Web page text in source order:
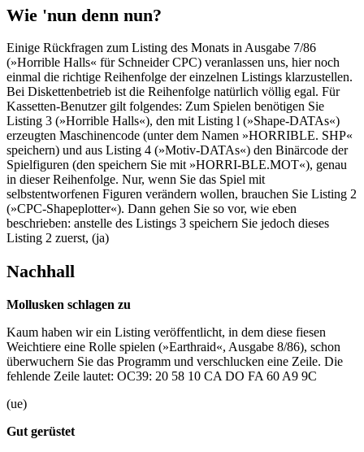
Wie 'nun denn nun?
Einige Rückfragen zum Listing des Monats in Ausgabe 7/86
(»Horrible Halls« für Schneider CPC) veranlassen uns, hier noch
einmal die richtige Reihenfolge der einzelnen Listings klarzustellen.
Bei Diskettenbetrieb ist die Reihenfolge natürlich völlig egal. Für
Kassetten-Benutzer gilt folgendes: Zum Spielen benötigen Sie
Listing 3 (»Horrible Halls«), den mit Listing l (»Shape-DATAs«)
erzeugten Maschinencode (unter dem Namen »HORRIBLE. SHP«
speichern) und aus Listing 4 (»Motiv-DATAs«) den Binärcode der
Spielfiguren (den speichern Sie mit »HORRI-BLE.MOT«), genau
in dieser Reihenfolge. Nur, wenn Sie das Spiel mit
selbstentworfenen Figuren verändern wollen, brauchen Sie Listing 2
(»CPC-Shapeplotter«). Dann gehen Sie so vor, wie eben
beschrieben: anstelle des Listings 3 speichern Sie jedoch dieses
Listing 2 zuerst, (ja)
Nachhall
Mollusken schlagen zu
Kaum haben wir ein Listing veröffentlicht, in dem diese fiesen
Weichtiere eine Rolle spielen (»Earthraid«, Ausgabe 8/86), schon
überwuchern Sie das Programm und verschlucken eine Zeile. Die
fehlende Zeile lautet: OC39: 20 58 10 CA DO FA 60 A9 9C
(ue)
Gut gerüstet